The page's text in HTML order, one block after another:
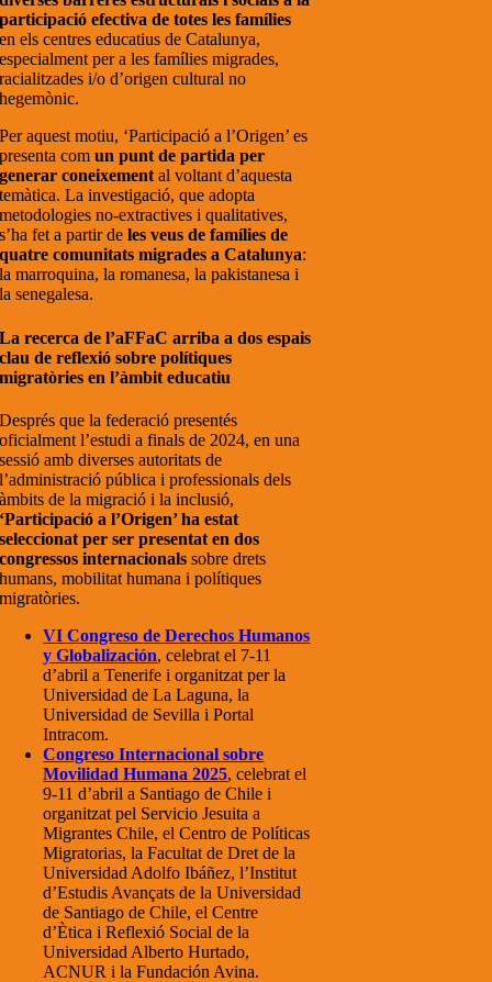
participació efectiva de totes les famílies
en els centres educatius de Catalunya,
especialment per a les famílies migrades,
racialitzades i/o d’origen cultural no
hegemònic.
Per aquest motiu, ‘Participació a l’Origen’ es
presenta comun punt de partida per
generar coneixemental voltant d’aquesta
temàtica. La investigació, que adopta
metodologies no-extractives i qualitatives,
s’ha fet a partir deles veus de famílies de
quatre comunitats migrades a Catalunya:
la marroquina, la romanesa, la pakistanesa i
la senegalesa.
La recerca de l’aFFaC arriba a dos espais
clau de reflexió sobre polítiques
migratòries en l’àmbit educatiu
Després que la federació presentés
oficialment l’estudi a finals de 2024, en una
sessió amb diverses autoritats de
l’administració pública i professionals dels
àmbits de la migració i la inclusió,
‘Participació a l’Origen’ ha estat
seleccionat per ser presentat en dos
congressos internacionals sobre drets
humans, mobilitat humana i polítiques
migratòries.
VI Congreso de Derechos Humanos
y Globalización, celebrat el 7-11
d’abril a Tenerife i organitzat per la
Universidad de La Laguna, la
Universidad de Sevilla i Portal
Intracom.
Congreso Internacional sobre
Movilidad Humana 2025, celebrat el
9-11 d’abril a Santiago de Chile i
organitzat pel Servicio Jesuita a
Migrantes Chile, el Centro de Políticas
Migratorias, la Facultat de Dret de la
Universidad Adolfo Ibáñez, l’Institut
d’Estudis Avançats de la Universidad
de Santiago de Chile, el Centre
d’Ètica i Reflexió Social de la
Universidad Alberto Hurtado,
ACNUR i la Fundación Avina.